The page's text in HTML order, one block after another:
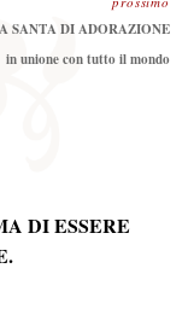
SANTA DI ADORAZIONE
in unione con tutto il mondo
DI ESSERE